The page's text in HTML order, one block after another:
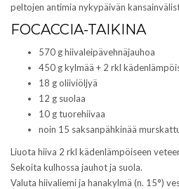
peltojen antimia nykypäivän
FOCACCIA-TAIKINA
570 g hiivaleipävehnäjauhoa
450 g kylmää + 2 rkl
18 g oliiviöljyä
12 g suolaa
10 g tuorehiivaa
noin 15 saksanpähkinää
Liuota hiiva 2 rkl kädenlämpöiseen
Sekoita kulhossa jauhot ja suola.
Valuta hiivaliemi ja hanakylmä (n. 15°)